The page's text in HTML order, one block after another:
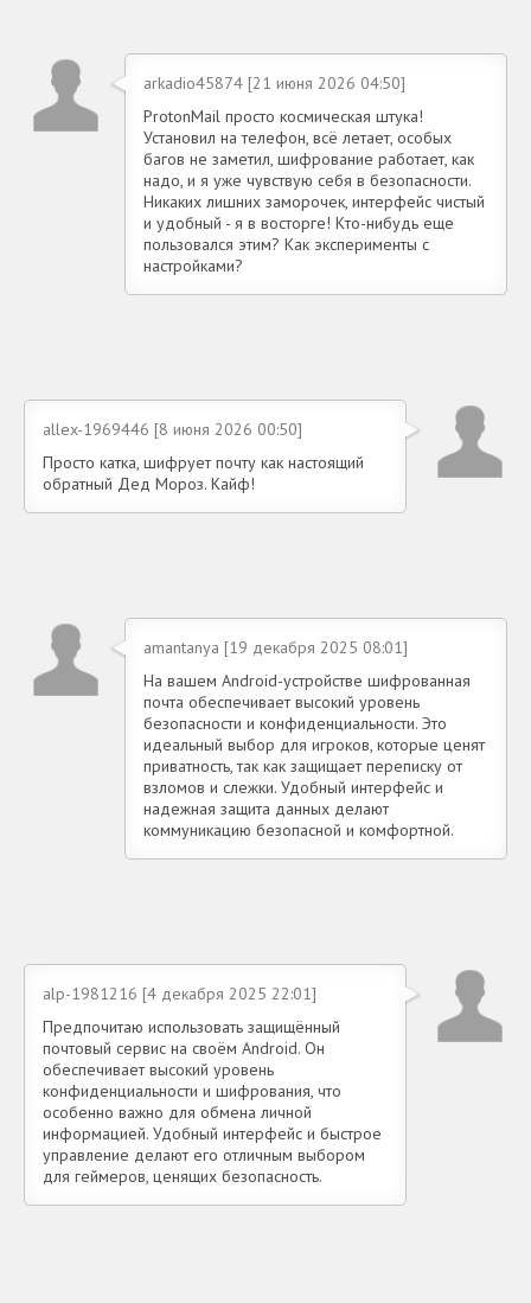
arkadio45874 [21 июня 2026 04:50]
ProtonMail просто космическая штука!
Установил на телефон, всё летает, особых
багов не заметил, шифрование работает, как
надо, и я уже чувствую себя в безопасности.
Никаких лишних заморочек, интерфейс чистый
и удобный - я в восторге! Кто-нибудь еще
пользовался этим? Как эксперименты с
настройками?
allex-1969446 [8 июня 2026 00:50]
Просто катка, шифрует почту как настоящий
обратный Дед Мороз. Кайф!
amantanya [19 декабря 2025 08:01]
На вашем Android-устройстве шифрованная
почта обеспечивает высокий уровень
безопасности и конфиденциальности. Это
идеальный выбор для игроков, которые ценят
приватность, так как защищает переписку от
взломов и слежки. Удобный интерфейс и
надежная защита данных делают
коммуникацию безопасной и комфортной.
alp-1981216 [4 декабря 2025 22:01]
Предпочитаю использовать защищённый
почтовый сервис на своём Android. Он
обеспечивает высокий уровень
конфиденциальности и шифрования, что
особенно важно для обмена личной
информацией. Удобный интерфейс и быстрое
управление делают его отличным выбором
для геймеров, ценящих безопасность.